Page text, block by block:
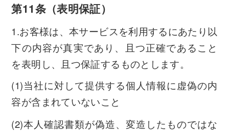
第11条（表明保証）
1.お客様は、本サービスを利用するにあたり以
下の内容が真実であり、且つ正確であること
を表明し、且つ保証するものとします。
(1)当社に対して提供する個人情報に虚偽の内
容が含まれていないこと
(2)本人確認書類が偽造、変造したものではな